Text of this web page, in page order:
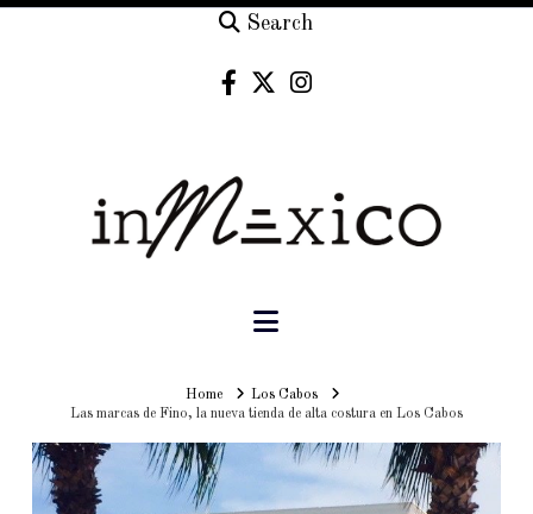
Search
Navigation
HomeHomeLos Cabos
Las marcas de Fino, la nueva tienda de alta costura en Los Cabos